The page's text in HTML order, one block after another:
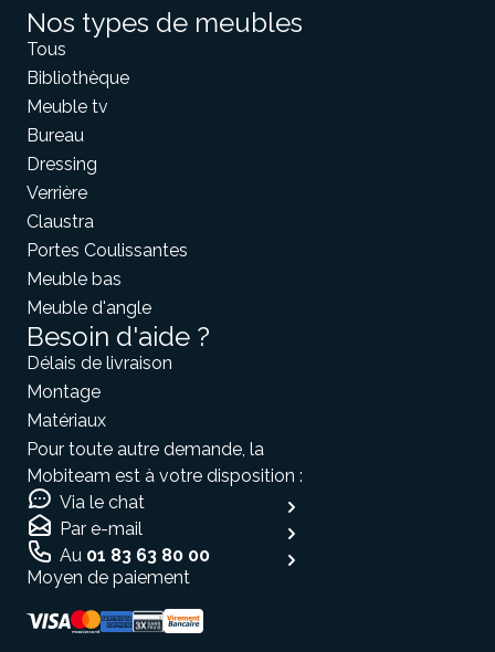
Nos types de meubles
Tous
Bibliothèque
Meuble tv
Bureau
Dressing
Verrière
Claustra
Portes Coulissantes
Meuble bas
Meuble d'angle
Besoin d'aide ?
Délais de livraison
Montage
Matériaux
Pour toute autre demande, la
Mobiteam est à votre disposition :
Via le chat
Par e-mail
Au 01 83 63 80 00
Moyen de paiement
Salut c'est nous...